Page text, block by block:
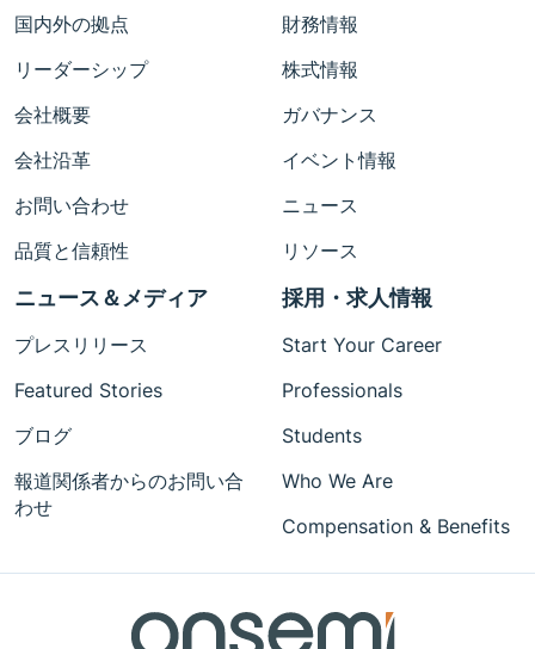
国内外の拠点
リーダーシップ
会社概要
会社沿革
お問い合わせ
品質と信頼性
財務情報
株式情報
ガバナンス
イベント情報
ニュース
リソース
ニュース＆メディア
プレスリリース
Featured Stories
ブログ
報道関係者からのお問い合
わせ
採用・求人情報
Start Your Career
Professionals
Students
Who We Are
Compensation & Benefits